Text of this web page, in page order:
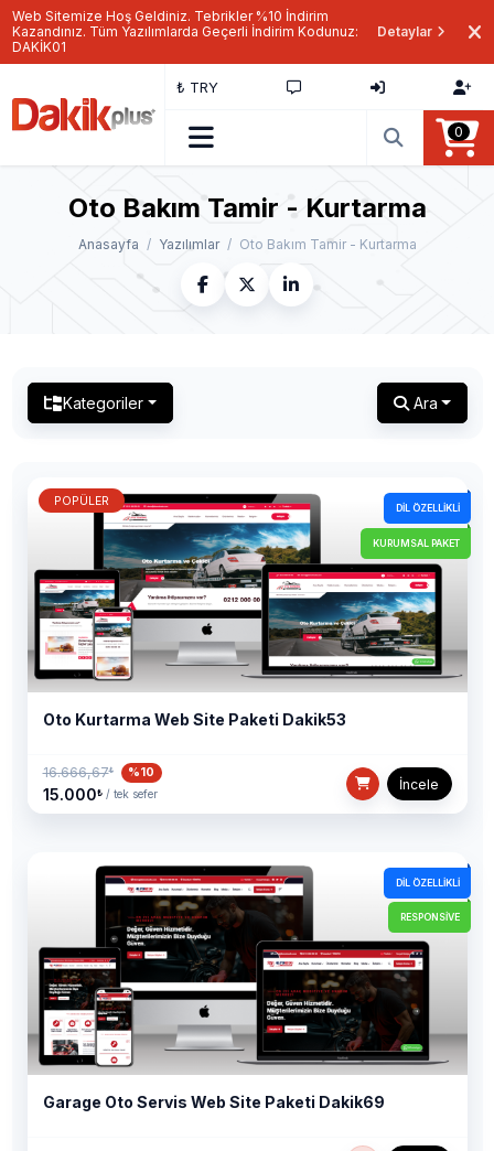
Web Sitemize Hoş Geldiniz. Tebrikler %10 İndirim
Kazandınız. Tüm Yazılımlarda Geçerli İndirim Kodunuz:
DAKİK01
Detaylar
₺ TRY
0
Oto Bakım Tamir - Kurtarma
Anasayfa Yazılımlar Oto Bakım Tamir - Kurtarma
Kategoriler Ara
POPÜLER
DIL ÖZELLIKLI
KURUMSAL PAKET
Oto Kurtarma Web Site Paketi Dakik53
16.666,67₺ %10
15.000₺ / tek sefer
İncele
DIL ÖZELLIKLI
RESPONSIVE
Garage Oto Servis Web Site Paketi Dakik69